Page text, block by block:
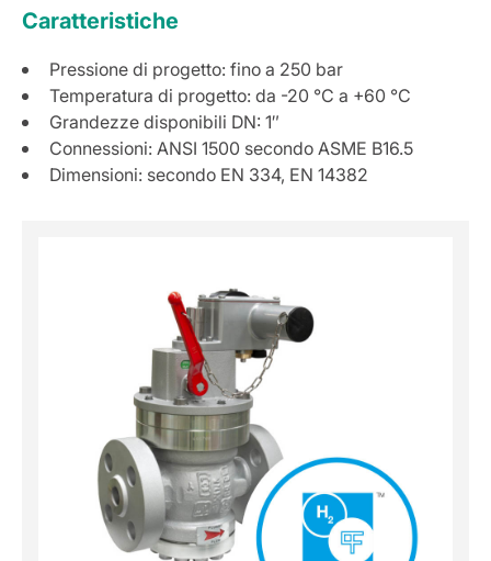
Caratteristiche
Pressione di progetto: fino a 250 bar
Temperatura di progetto: da -20 °C a +60 °C
Grandezze disponibili DN: 1″
Connessioni: ANSI 1500 secondo ASME B16.5
Dimensioni: secondo EN 334, EN 14382